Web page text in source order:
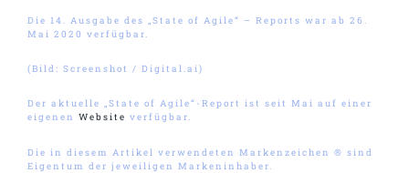
Die 14. Ausgabe des „State of Agile“ – Reports war ab 26.
Mai 2020 verfügbar.
(Bild: Screenshot / Digital.ai)
Der aktuelle „State of Agile“-Report ist seit Mai auf einer
eigenen Website verfügbar.
Die in diesem Artikel verwendeten Markenzeichen ® sind
Eigentum der jeweiligen Markeninhaber.